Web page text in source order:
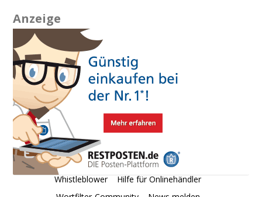
Anzeige
Whistleblower
Hilfe für Onlinehändler